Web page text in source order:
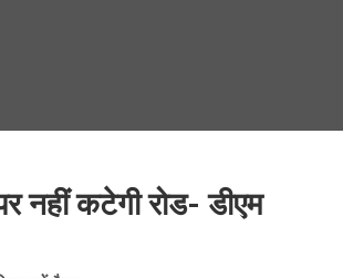
नहीं कटेगी रोड- डीएम